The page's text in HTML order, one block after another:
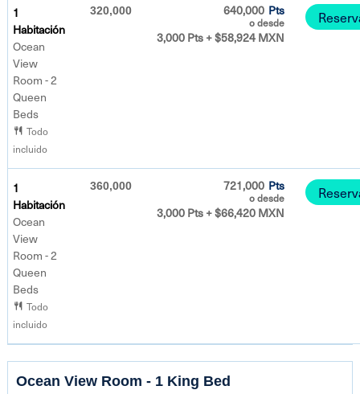
1
Habitación
Ocean
View
Room - 2
Queen
Beds
Todo
incluido
320,000 640,000 Pts
o desde
3,000 Pts + $58,924 MXN
1
Habitación
Ocean
View
Room - 2
Queen
Beds
Todo
incluido
360,000 721,000 Pts
o desde
3,000 Pts + $66,420 MXN
Ocean View Room - 1 King Bed